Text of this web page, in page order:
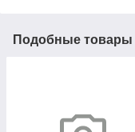
Подобные товары